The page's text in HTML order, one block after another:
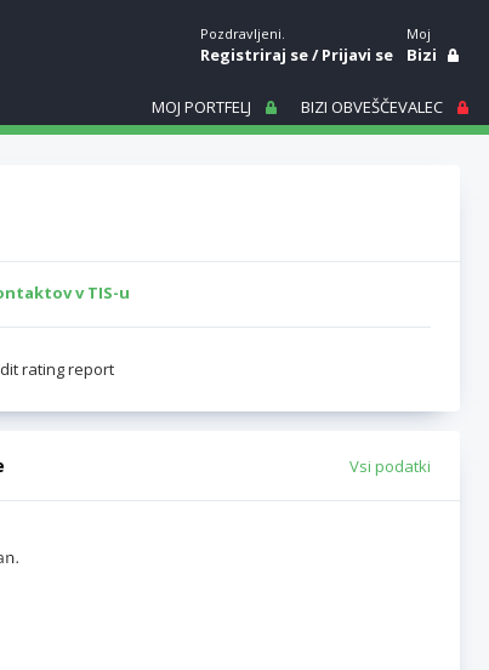
Pozdravljeni.
Registriraj se/Prijavi se
Moj
Bizi
MOJ PORTFELJ BIZI OBVEŠČEVALEC
v TIS-u
rating report
Vsi podatki